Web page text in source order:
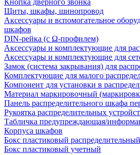
Кнопка дверного звонка
Щиты, шкафы, шинопровод
Аксессуары и вспомогательное
шкафов
DIN-рейка (с Ω-профилем)
Аксессуары и комплектующие для
Аксессуары и комплектующие для
Замок (система закрывания) для
Комплектующие для малого
Компонент для установки в
Материал маркировочный
Панель распределительного шкафа
Рукоятка распределительных
Табличка предупреждающая/
Корпуса шкафов
Бокс пластиковый распределительный
Бокс пластиковый учетный